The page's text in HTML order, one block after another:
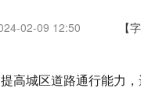
02-09 12:50 【
城区道路通行能力，